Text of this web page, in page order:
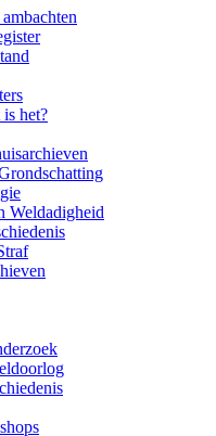
het?
Weldadigheid